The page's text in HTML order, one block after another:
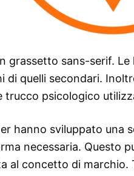
grassetto sans-serif.
di quelli secondari.
trucco psicologico
hanno sviluppato una
necessaria. Questo
al concetto di